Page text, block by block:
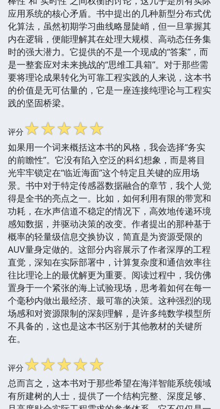
应用系统的核心矛盾。书中提出的几种新型分布式优
化算法，虽然初期学习曲线略显陡峭，但一旦掌握其
内在逻辑，便能理解其在处理大规模、高动态任务集
时的强大潜力。它提供的不是一个现成的“答案”，而
是一整套应对未来挑战的“思维工具箱”。对于那些需
要将理论成果转化为可靠工程实践的人来说，这本书
的价值是无可估量的，它是一座连接纯理论与工程实
践的坚固桥梁。
评分☆☆☆☆☆
如果用一个词来概括这本书的风格，我会选择“务实
的前瞻性”。它没有陷入空泛的科幻想象，而是将目
光牢牢锁定在“临近海面”这个特定且关键的应用场
景。书中对于特定传感器数据融合的章节，我个人觉
得是全书的亮点之一。比如，如何利用有限的带宽和
功耗，在水声信道不稳定的情况下，高效地传递环境
感知数据，并驱动决策的改变。作者提出的那种基于
概率的轻量级信息交换协议，简直是为资源受限的
AUV量身定做的。这部分内容展示了作者深厚的工程
直觉，深知在实际部署中，计算复杂度和通信效率往
往比理论上的最优解更为重要。阅读过程中，我仿佛
置身于一个紧张的海上试验现场，思考着如何在每一
个毫秒内做出最经济、最可靠的决策。这种强烈的现
场感和对资源限制的深刻理解，是许多纯数学模型所
不具备的，这也是这本书区别于其他教材的关键所
在。
评分☆☆☆☆☆
总而言之，这本书对于那些希望在海洋智能系统领域
有所建树的人士，提供了一个结构完整、深度足够、